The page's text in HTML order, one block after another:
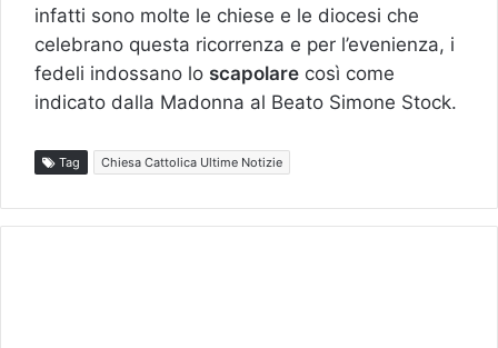
infatti sono molte le chiese e le diocesi che
celebrano questa ricorrenza e per l’evenienza, i
fedeli indossano lo scapolare così come
indicato dalla Madonna al Beato Simone Stock.
Tag Chiesa Cattolica Ultime Notizie